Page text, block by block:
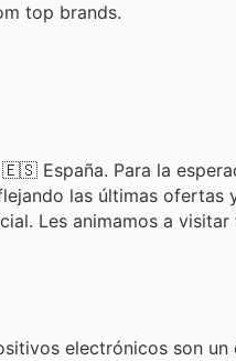
top brands.
España. Para la
las últimas ofertas
Les animamos a
electrónicos son